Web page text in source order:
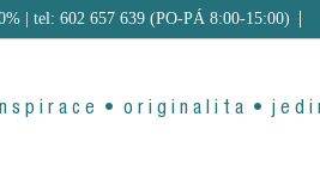
s p i r a c e • o r i g i n a l i t a • j e d i
| tel: 602 657 639 (PO-PÁ 8:00-15:00)